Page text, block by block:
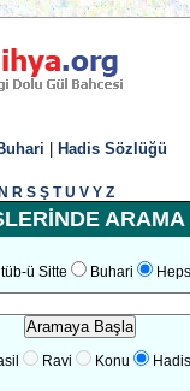
Hadis Sözlüğü
N R S Ş T U V Y Z
ARAMA
ü Sitte Buhari
Ravi Konu Hadis